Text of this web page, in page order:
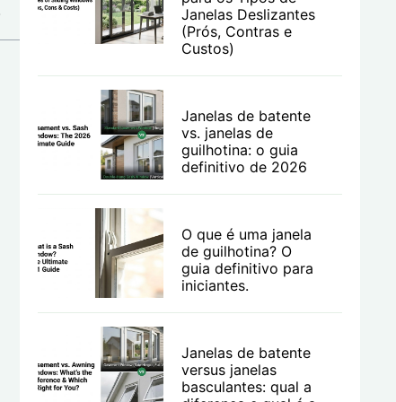
Janelas Deslizantes
(Prós, Contras e
Custos)
Janelas de batente
vs. janelas de
guilhotina: o guia
definitivo de 2026
O que é uma janela
de guilhotina? O
guia definitivo para
iniciantes.
Janelas de batente
versus janelas
basculantes: qual a